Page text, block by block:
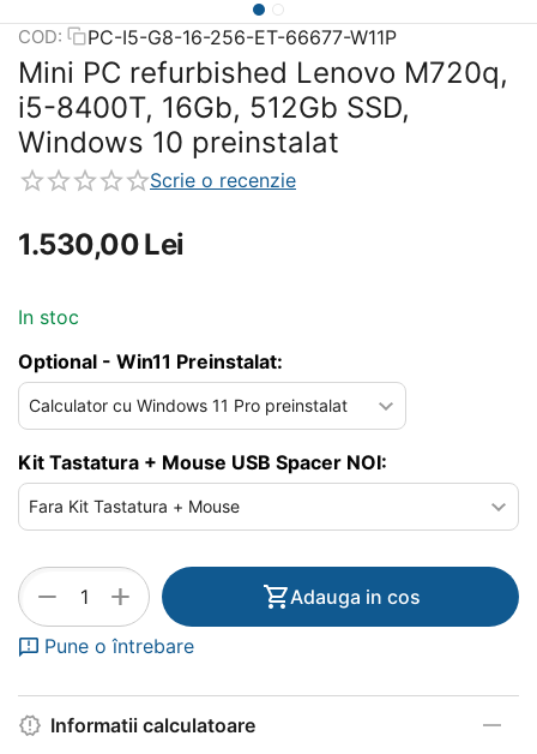
COD: PC-I5-G8-16-256-ET-66677-W11P
Mini PC refurbished Lenovo M720q,
i5-8400T, 16Gb, 512Gb SSD,
Windows 10 preinstalat
Scrie o recenzie
1.530,00Lei
In stoc
Optional - Win11 Preinstalat:
Kit Tastatura + Mouse USB Spacer NOI:
+
− Adauga in cos
Pune o întrebare
Informatii calculatoare